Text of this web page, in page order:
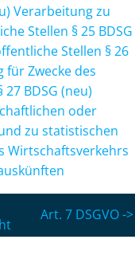
Verarbeitung zu
Stellen § 25 BDSG
Stellen § 26
Zwecke des
27 BDSG (neu)
oder
zu statistischen
Wirtschaftsverkehrs
Art. 7 DSGVO ->